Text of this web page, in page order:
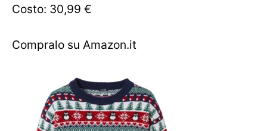
Costo: 30,99 €
Compralo su Amazon.it